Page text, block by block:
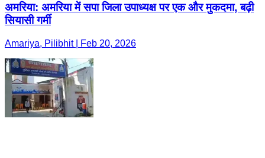
अमरिया: अमरिया में सपा जिला उपाध्यक्ष पर एक और मुकदमा, बढ़ी
सियासी गर्मी
Amariya, Pilibhit | Feb 20, 2026